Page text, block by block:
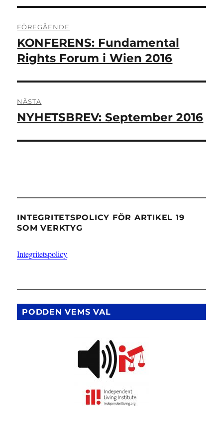
FÖREGÅENDE
Föregående
inlägg:
KONFERENS: Fundamental
Rights Forum i Wien 2016
NÄSTA
Nästa
NYHETSBREV: September 2016
INTEGRITETSPOLICY FÖR ARTIKEL 19
SOM VERKTYG
Integritetspolicy
PODDEN VEMS VAL